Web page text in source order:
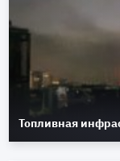
Топливная